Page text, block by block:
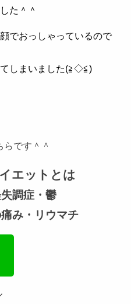
た＾＾
でおっしゃっているので
しまいました(≧◇≦)
です＾＾
エットとは
調症・鬱
み・リウマチ